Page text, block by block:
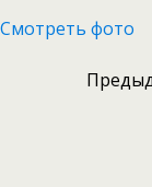
Смотреть фото